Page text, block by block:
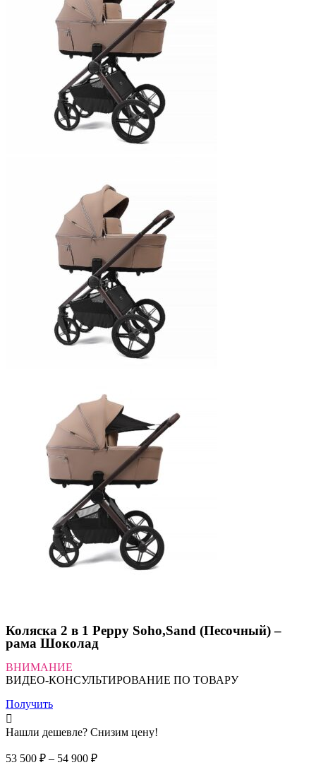
Коляска 2 в 1 Peppy Soho,Sand (Песочный) –
рама Шоколад
ВНИМАНИЕ
ВИДЕО-КОНСУЛЬТИРОВАНИЕ ПО ТОВАРУ
Получить
Нашли дешевле? Снизим цену!
53 500 ₽ – 54 900 ₽Диапазон